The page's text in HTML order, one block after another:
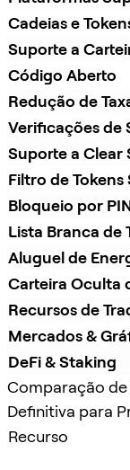
Cadeias e
Suporte a
Código Aberto
Redução de
Verificações de
Suporte a Clear
Filtro de Tokens
Bloqueio por
Lista Branca de
Aluguel de
Carteira Oculta
Recursos de
Mercados &
DeFi & Staking
Comparação de
Definitiva para
Recurso